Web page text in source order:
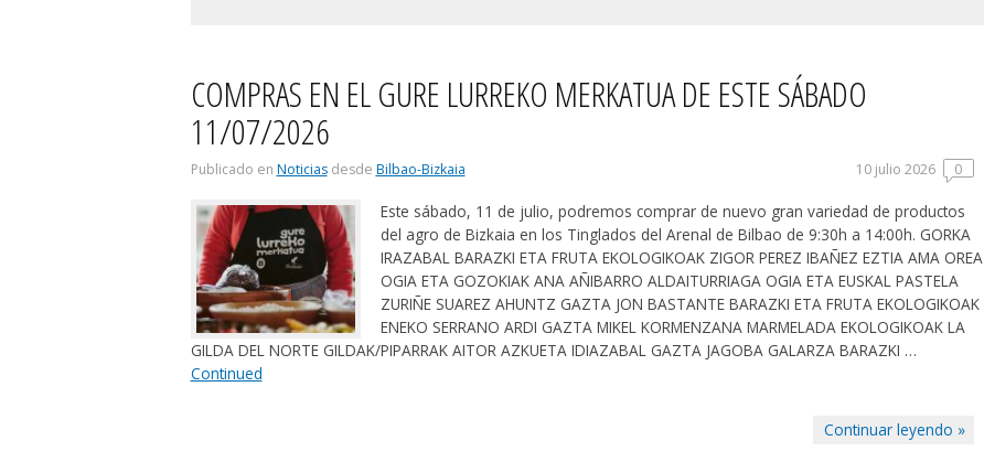
COMPRAS EN EL GURE LURREKO MERKATUA DE ESTE SÁBADO
11/07/2026
Publicado en Noticiasdesde Bilbao-Bizkaia 10 julio 2026 0
Este sábado, 11 de julio, podremos comprar de nuevo gran variedad de productos
del agro de Bizkaia en los Tinglados del Arenal de Bilbao de 9:30h a 14:00h. GORKA
IRAZABAL BARAZKI ETA FRUTA EKOLOGIKOAK ZIGOR PEREZ IBAÑEZ EZTIA AMA OREA
OGIA ETA GOZOKIAK ANA AÑIBARRO ALDAITURRIAGA OGIA ETA EUSKAL PASTELA
ZURIÑE SUAREZ AHUNTZ GAZTA JON BASTANTE BARAZKI ETA FRUTA EKOLOGIKOAK
ENEKO SERRANO ARDI GAZTA MIKEL KORMENZANA MARMELADA EKOLOGIKOAK LA
GILDA DEL NORTE GILDAK/PIPARRAK AITOR AZKUETA IDIAZABAL GAZTA JAGOBA GALARZA BARAZKI …
Continued
Continuar leyendo »